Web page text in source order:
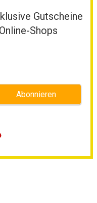
Gutscheine
Shops